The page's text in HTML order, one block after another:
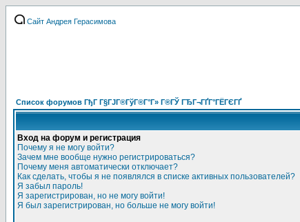
Сайт Андрея Герасимова
Список форумов ГђГ Г§ГЈГ®ГўГ®Г°Г» Г®ГЎ ГЂГ¬ГҐГ°ГЁГЄГҐ
Вход на форум и регистрация
Почему я не могу войти?
Зачем мне вообще нужно регистрироваться?
Почему меня автоматически отключает?
Как сделать, чтобы я не появлялся в списке активных пользователей?
Я забыл пароль!
Я зарегистрирован, но не могу войти!
Я был зарегистрирован, но больше не могу войти!